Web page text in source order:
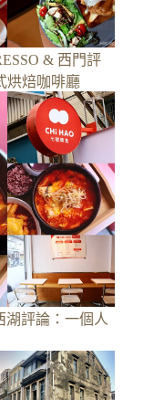
& 西門評
烘焙咖啡廳
湖評論：一個人